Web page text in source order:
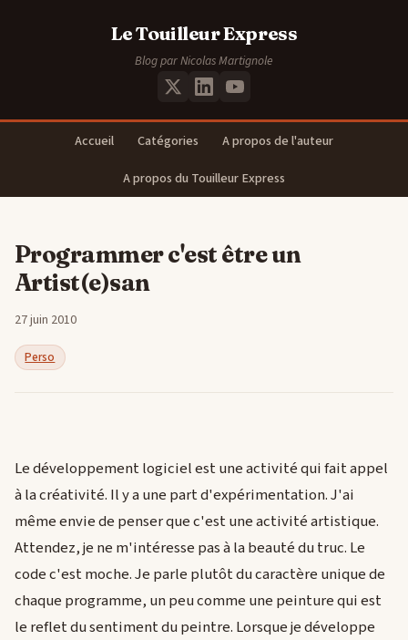
Le Touilleur Express
Blog par Nicolas Martignole
Accueil Catégories
A propos de l'auteur
A propos du Touilleur Express
Programmer c'est être un
Artist(e)san
27 juin 2010
Perso
Le développement logiciel est une activité qui fait appel
à la créativité. Il y a une part d'expérimentation. J'ai
même envie de penser que c'est une activité artistique.
Attendez, je ne m'intéresse pas à la beauté du truc. Le
code c'est moche. Je parle plutôt du caractère unique de
chaque programme, un peu comme une peinture qui est
le reflet du sentiment du peintre. Lorsque je développe